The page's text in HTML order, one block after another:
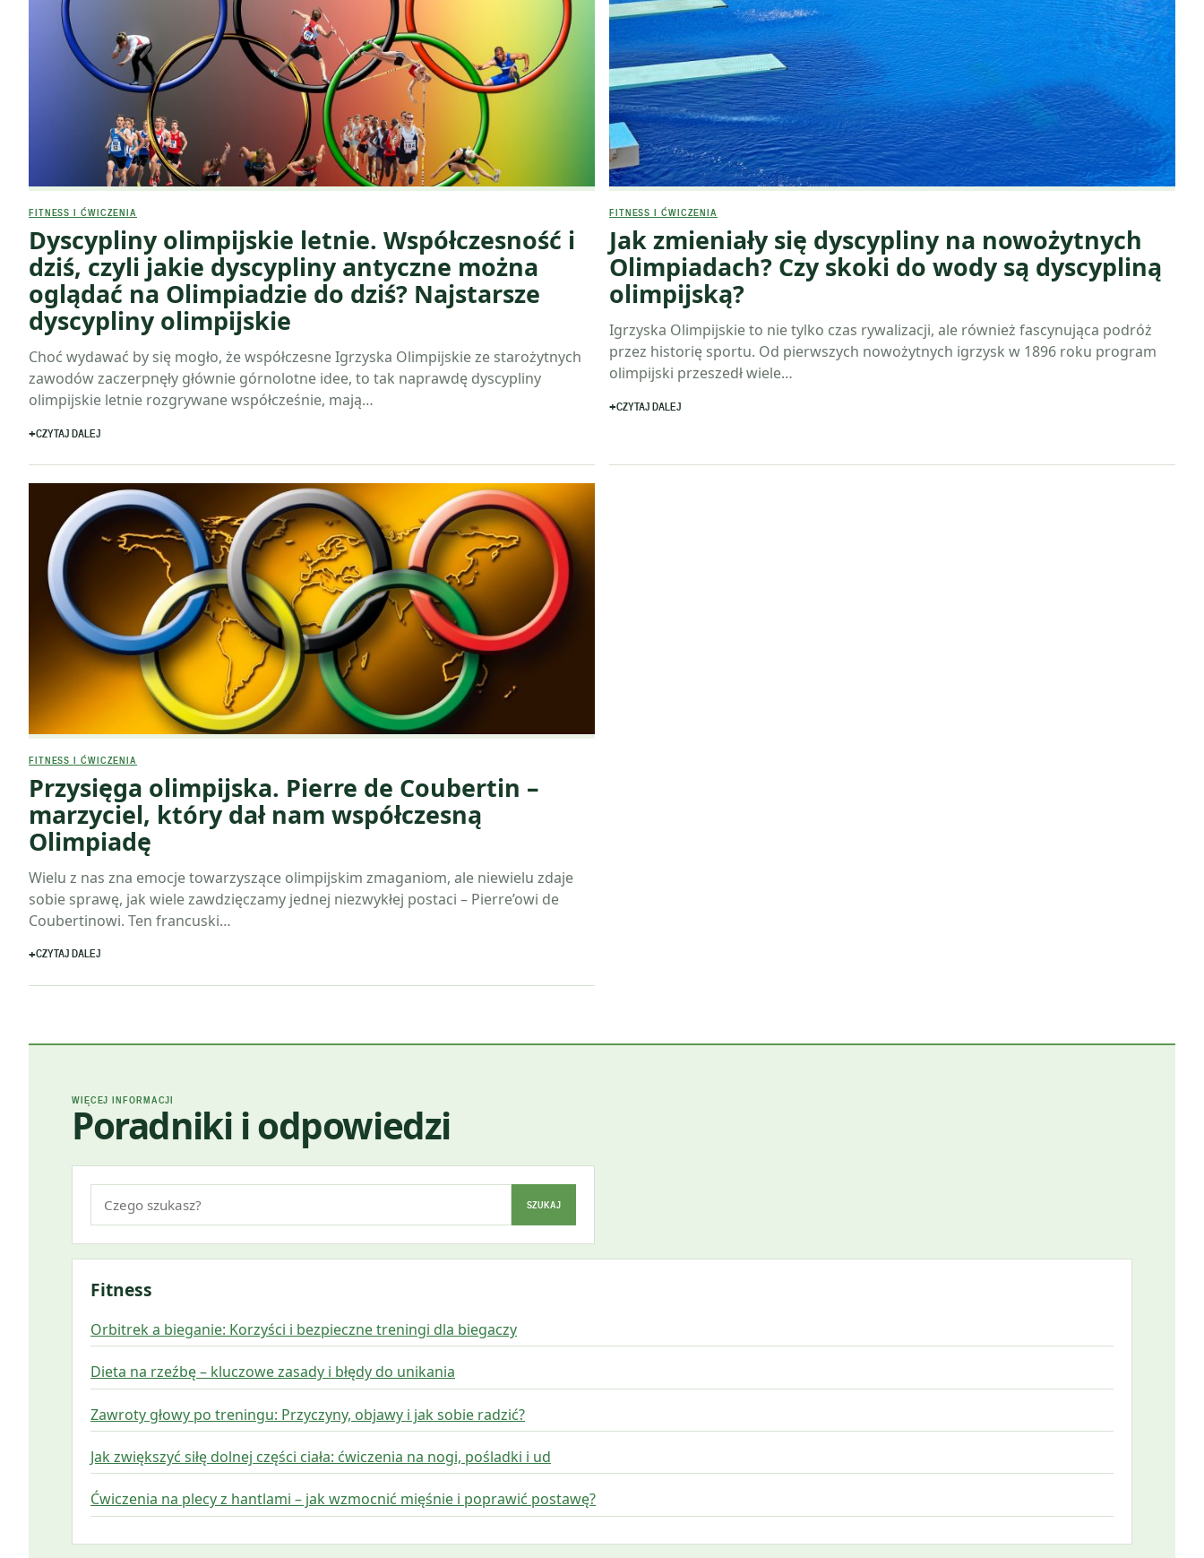
FITNESS I ĆWICZENIA
Dyscypliny olimpijskie letnie. Współczesność i
dziś, czyli jakie dyscypliny antyczne można
oglądać na Olimpiadzie do dziś? Najstarsze
dyscypliny olimpijskie
Choć wydawać by się mogło, że współczesne Igrzyska Olimpijskie ze starożytnych
zawodów zaczerpnęły głównie górnolotne idee, to tak naprawdę dyscypliny
olimpijskie letnie rozgrywane współcześnie, mają…
CZYTAJ DALEJ
FITNESS I ĆWICZENIA
Jak zmieniały się dyscypliny na nowożytnych
Olimpiadach? Czy skoki do wody są dyscypliną
olimpijską?
Igrzyska Olimpijskie to nie tylko czas rywalizacji, ale również fascynująca podróż
przez historię sportu. Od pierwszych nowożytnych igrzysk w 1896 roku program
olimpijski przeszedł wiele…
CZYTAJ DALEJ
FITNESS I ĆWICZENIA
Przysięga olimpijska. Pierre de Coubertin –
marzyciel, który dał nam współczesną
Olimpiadę
Wielu z nas zna emocje towarzyszące olimpijskim zmaganiom, ale niewielu zdaje
sobie sprawę, jak wiele zawdzięczamy jednej niezwykłej postaci – Pierre’owi de
Coubertinowi. Ten francuski…
CZYTAJ DALEJ
WIĘCEJ INFORMACJI
Poradniki i odpowiedzi
SZUKAJ
Fitness
Orbitrek a bieganie: Korzyści i bezpieczne treningi dla biegaczy
Dieta na rzeźbę – kluczowe zasady i błędy do unikania
Zawroty głowy po treningu: Przyczyny, objawy i jak sobie radzić?
Jak zwiększyć siłę dolnej części ciała: ćwiczenia na nogi, pośladki i ud
Ćwiczenia na plecy z hantlami – jak wzmocnić mięśnie i poprawić postawę?